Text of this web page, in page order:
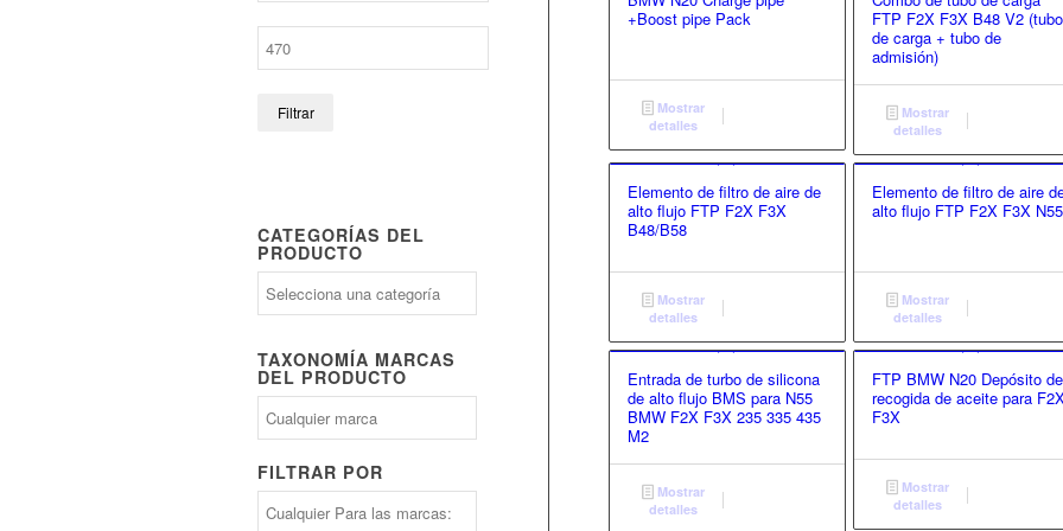
+Boost pipe Pack
Mostrar
detalles
FTP F2X F3X B48 V2 (tubo
de carga + tubo de
admisión)
Mostrar
detalles
Elemento de filtro de aire de
alto flujo FTP F2X F3X
B48/B58
Mostrar
detalles
Elemento de filtro de aire
alto flujo FTP F2X F3X N55
Mostrar
detalles
Entrada de turbo de silicona
de alto flujo BMS para N55
BMW F2X F3X 235 335 435
M2
Mostrar
detalles
FTP BMW N20 Depósito de
recogida de aceite para
F3X
Mostrar
detalles
Filtrar
CATEGORÍAS DEL
PRODUCTO
TAXONOMÍA MARCAS
DEL PRODUCTO
FILTRAR POR